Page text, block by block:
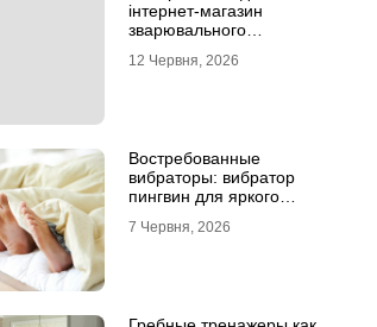
інтернет-магазин
зварювального
12 Червня, 2026
Востребованные
вибраторы: вибратор
пингвин для яркого
7 Червня, 2026